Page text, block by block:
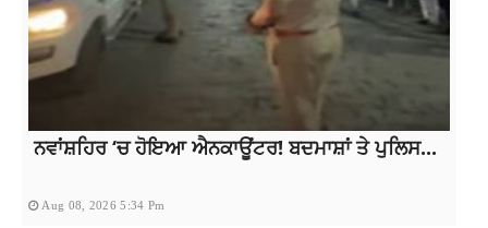
ਨਵਾਂਸ਼ਹਿਰ ‘ਚ ਹੋਇਆ ਐਨਕਾਊਂਟਰ! ਬਦਮਾਸ਼ਾਂ ਤੇ ਪੁਲਿਸ...
Aug 08, 2026 5:34 Pm